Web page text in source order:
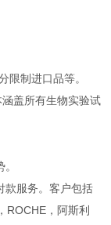
限制进口品等。
盖所有生物实验试
款服务。客户包括
ROCHE，阿斯利